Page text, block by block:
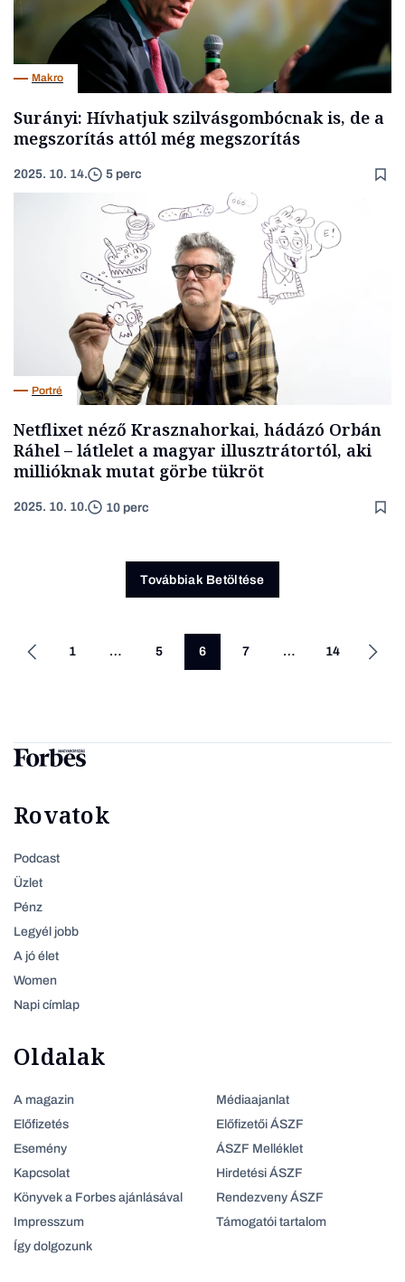
Makro
Surányi: Hívhatjuk szilvásgombócnak is, de a
megszorítás attól még megszorítás
2025. 10. 14. 5 perc
Portré
Netflixet néző Krasznahorkai, hádázó Orbán
Ráhel – látlelet a magyar illusztrátortól, aki
millióknak mutat görbe tükröt
2025. 10. 10. 10 perc
Továbbiak Betöltése
1 … 5 6 7 … 14
Rovatok
Podcast
Üzlet
Pénz
Legyél jobb
A jó élet
Women
Napi címlap
Oldalak
A magazin
Előfizetés
Esemény
Kapcsolat
Könyvek a Forbes ajánlásával
Impresszum
Így dolgozunk
Médiaajanlat
Előfizetői ÁSZF
ÁSZF Melléklet
Hirdetési ÁSZF
Rendezveny ÁSZF
Támogatói tartalom